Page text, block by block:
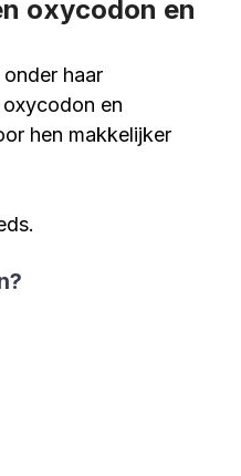
in Nederland
oxycodon en
haar
en
hen makkelijker